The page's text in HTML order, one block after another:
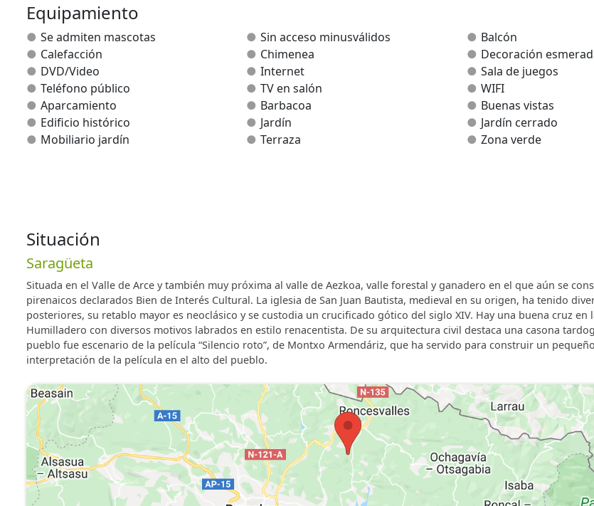
Mas informacion sobre la zona en: http://pirineodenavarra.blogspot.com, es un blog de la zona, nosotros
el valle de Arce.
Equipamiento
Se admiten mascotas Sin acceso minusválidos
Balcón
Calefacción
Chimenea
Decoración
DVD/Video
Internet
Sala de juegos
Teléfono público
TV en salón
WIFI
Aparcamiento
Barbacoa
Buenas vistas
Edificio histórico
Jardín
Jardín cerrado
Mobiliario jardín
Terraza Zona verde
Situación
Saragüeta
Situada en el Valle de Arce y también muy próxima al valle de Aezkoa, valle forestal y ganadero en el que aún se
pirenaicos declarados Bien de Interés Cultural. La iglesia de San Juan Bautista, medieval en su origen, ha tenido
posteriores, su retablo mayor es neoclásico y se custodia un crucificado gótico del siglo XIV. Hay una buena cruz en
Humilladero con diversos motivos labrados en estilo renacentista. De su arquitectura civil destaca una casona
pueblo fue escenario de la película “Silencio roto”, de Montxo Armendáriz, que ha servido para construir un
interpretación de la película en el alto del pueblo.